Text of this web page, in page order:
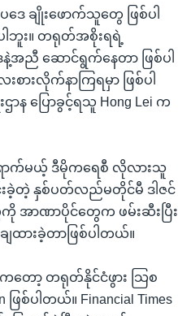
ချိုးဖောက်သူတွေ ဖြစ်ပါ
း။ တရုတ်အစိုးရရဲ့
ညီ ဆောင်ရွက်နေတာ ဖြစ်ပါ
ားလိုက်နာကြရမှာ ဖြစ်ပါ
န ပြောခွင့်ရသူ Hong Lei က
ာက်မယ့် ဒီမိုကရေစီ လိုလားသူ
ခဲ့တဲ့ နှစ်ပတ်လည်မတိုင်မီ ဒါဇင်
အာဏာပိုင်တွေက ဖမ်းဆီးပြီး
ားခဲ့တာဖြစ်ပါတယ်။
ော့ တရုတ်နိုင်ငံဖွား သြစ
ြစ်ပါတယ်။ Financial Times